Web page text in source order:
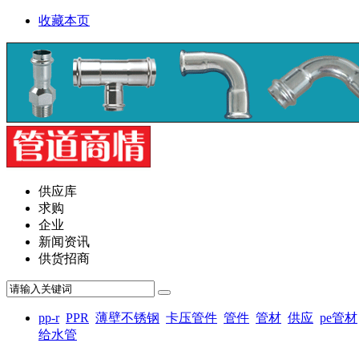
收藏本页
供应库
求购
企业
新闻资讯
供货招商
pp-r PPR 薄壁不锈钢 卡压管件 管件 管材 供应 pe管材
给水管